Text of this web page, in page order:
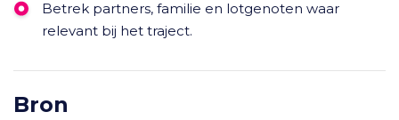
Betrek partners, familie en lotgenoten waar
relevant bij het traject.
Bron